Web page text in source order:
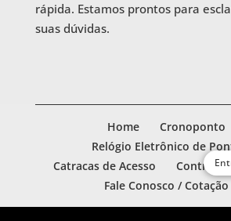
rápida. Estamos prontos para
suas dúvidas.
Home
Cronoponto
Relógio Eletrônico de
Catracas de Acesso
Controle
Fale Conosco / Cotação